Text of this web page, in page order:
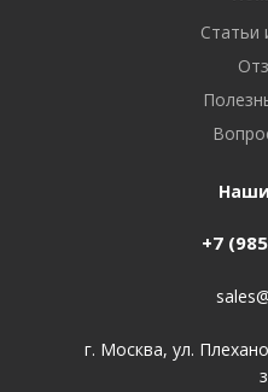
Статьи
+7
г. Москва, ул.